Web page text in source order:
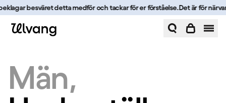
Hoppa till innehåll
besväret detta medför och tackar för er förståelse.Det är för
Underställ
Män